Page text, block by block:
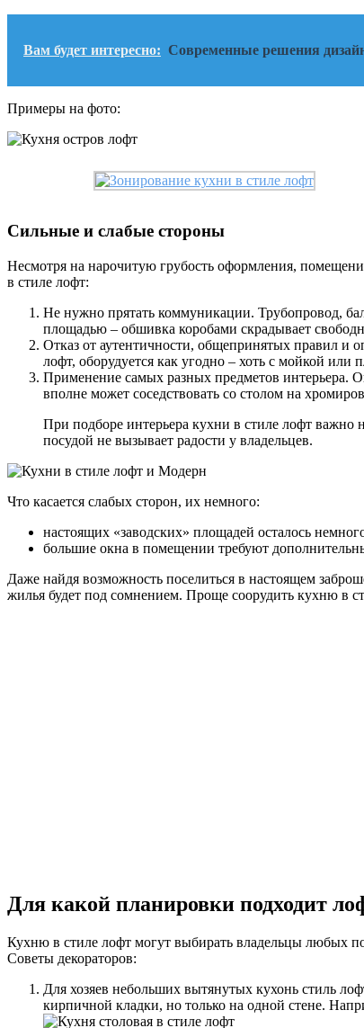
Вам будет интересно: Современные решения
Примеры на фото:
Сильные и слабые стороны
Несмотря на нарочитую грубость оформления,
в стиле лофт:
Не нужно прятать коммуникации. Трубопровод,
площадью – обшивка коробами скрадывает
Отказ от аутентичности, общепринятых правил и
лофт, оборудуется как угодно – хоть с мойкой или
Применение самых разных предметов интерьера.
вполне может соседствовать со столом на
При подборе интерьера кухни в стиле лофт важно
посудой не вызывает радости у владельцев.
Что касается слабых сторон, их немного:
настоящих «заводских» площадей осталось
большие окна в помещении требуют
Даже найдя возможность поселиться в настоящем
жилья будет под сомнением. Проще соорудить кухню в
Для какой планировки подходит
Кухню в стиле лофт могут выбирать владельцы любых
Советы декораторов:
Для хозяев небольших вытянутых кухонь стиль
кирпичной кладки, но только на одной стене.